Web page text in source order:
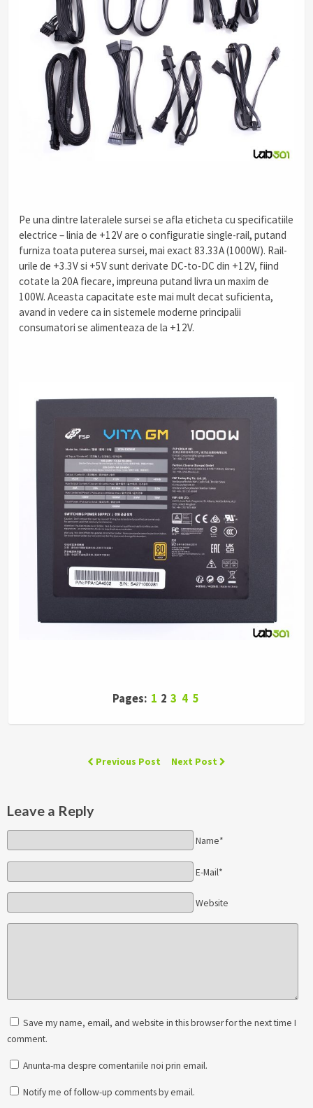
Pe una dintre lateralele sursei se afla eticheta cu specificatiile
electrice – linia de +12V are o configuratie single-rail, putand
furniza toata puterea sursei, mai exact 83.33A (1000W). Rail-
urile de +3.3V si +5V sunt derivate DC-to-DC din +12V, fiind
cotate la 20A fiecare, impreuna putand livra un maxim de
100W. Aceasta capacitate este mai mult decat suficienta,
avand in vedere ca in sistemele moderne principalii
consumatori se alimenteaza de la +12V.
Pages: 1 2 3 4 5
Previous Post Next Post
Leave a Reply
Name*
E-Mail*
Website
Save my name, email, and website in this browser for the next time I
comment.
Anunta-ma despre comentariile noi prin email.
Notify me of follow-up comments by email.